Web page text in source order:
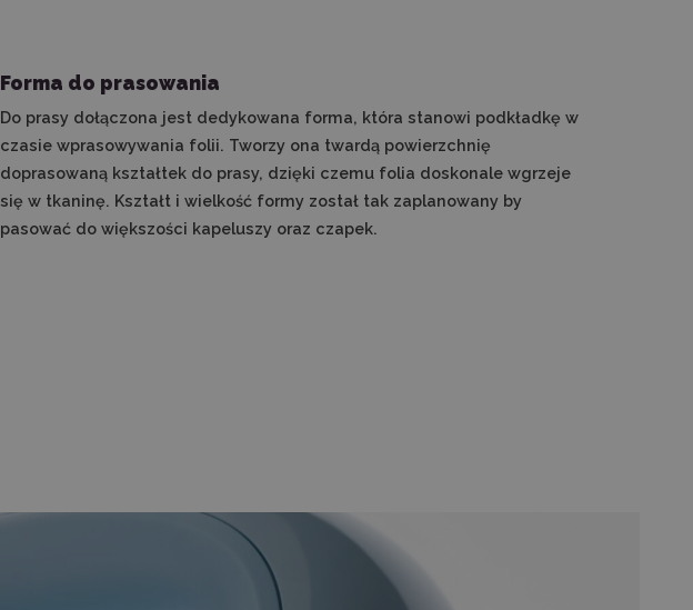
Forma do prasowania
Do prasy dołączona jest dedykowana forma, która stanowi podkładkę w
czasie wprasowywania folii. Tworzy ona twardą powierzchnię
doprasowaną kształtek do prasy, dzięki czemu folia doskonale wgrzeje
się w tkaninę. Kształt i wielkość formy został tak zaplanowany by
pasować do większości kapeluszy oraz czapek.